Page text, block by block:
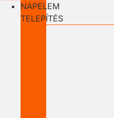
NAPELEM
TELEPÍTÉS